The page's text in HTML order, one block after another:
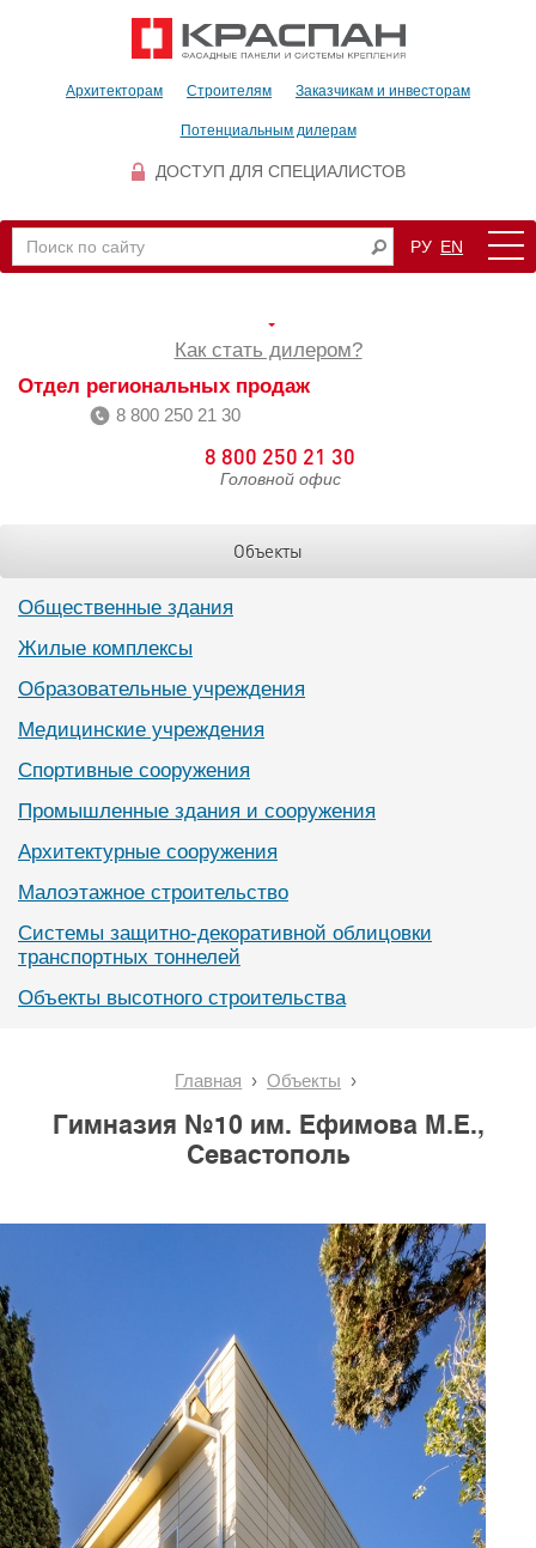
Архитекторам Строителям Заказчикам и инвесторам
Потенциальным дилерам
ДОСТУП ДЛЯ СПЕЦИАЛИСТОВ
РУ EN
Как стать дилером?
Отдел региональных продаж
8 800 250 21 30
8 800 250 21 30
Головной офис
Объекты
Общественные здания
Жилые комплексы
Образовательные учреждения
Медицинские учреждения
Спортивные сооружения
Промышленные здания и сооружения
Архитектурные сооружения
Малоэтажное строительство
Системы защитно-декоративной облицовки
транспортных тоннелей
Объекты высотного строительства
Главная Объекты
Гимназия №10 им. Ефимова М.Е.,
Севастополь